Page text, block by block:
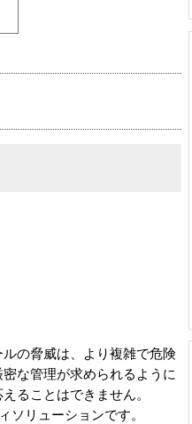
の脅威は、より複雑で危険
な管理が求められるように
ることはできません。
ソリューションです。